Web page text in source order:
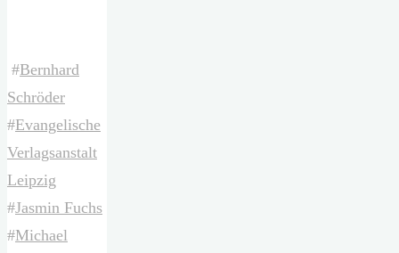
#Bernhard
Schröder
#Evangelische
Verlagsanstalt
Leipzig
#Jasmin Fuchs
#Michael